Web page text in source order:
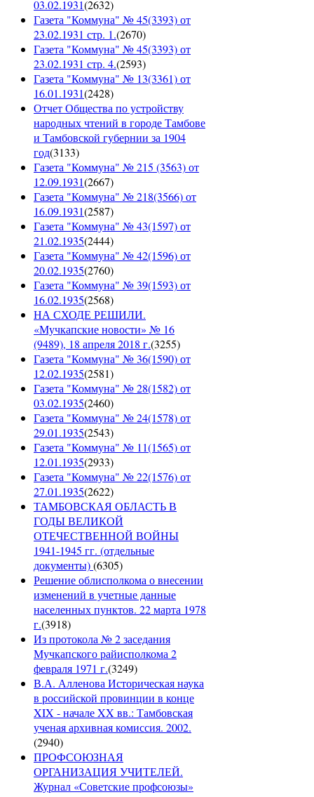
03.02.1931(2632)
Газета "Коммуна" № 45(3393) от
23.02.1931 стр. 1.(2670)
Газета "Коммуна" № 45(3393) от
23.02.1931 стр. 4.(2593)
Газета "Коммуна" № 13(3361) от
16.01.1931(2428)
Отчет Общества по устройству
народных чтений в городе Тамбове
и Тамбовской губернии за 1904
год(3133)
Газета "Коммуна" № 215 (3563) от
12.09.1931(2667)
Газета "Коммуна" № 218(3566) от
16.09.1931(2587)
Газета "Коммуна" № 43(1597) от
21.02.1935(2444)
Газета "Коммуна" № 42(1596) от
20.02.1935(2760)
Газета "Коммуна" № 39(1593) от
16.02.1935(2568)
НА СХОДЕ РЕШИЛИ.
«Мучкапские новости» № 16
(9489), 18 апреля 2018 г.(3255)
Газета "Коммуна" № 36(1590) от
12.02.1935(2581)
Газета "Коммуна" № 28(1582) от
03.02.1935(2460)
Газета "Коммуна" № 24(1578) от
29.01.1935(2543)
Газета "Коммуна" № 11(1565) от
12.01.1935(2933)
Газета "Коммуна" № 22(1576) от
27.01.1935(2622)
ТАМБОВСКАЯ ОБЛАСТЬ В
ГОДЫ ВЕЛИКОЙ
ОТЕЧЕСТВЕННОЙ ВОЙНЫ
1941-1945 гг. (отдельные
документы)(6305)
Решение облисполкома о внесении
изменений в учетные данные
населенных пунктов. 22 марта 1978
г.(3918)
Из протокола № 2 заседания
Мучкапского райисполкома 2
февраля 1971 г.(3249)
В.А. Алленова Историческая наука
в российской провинции в конце
XIX - начале XX вв.: Тамбовская
ученая архивная комиссия. 2002.
(2940)
ПРОФСОЮЗНАЯ
ОРГАНИЗАЦИЯ УЧИТЕЛЕЙ.
Журнал «Советские профсоюзы»